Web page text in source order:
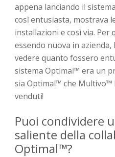
appena lanciando il
così entusiasta, mostrava
installazioni e così via. Per
essendo nuova in
vedere quanto fossero
sistema Optimal™ era un
sia Optimal™ che Multivo™
venduti!
Puoi condividere
saliente della
Optimal™?